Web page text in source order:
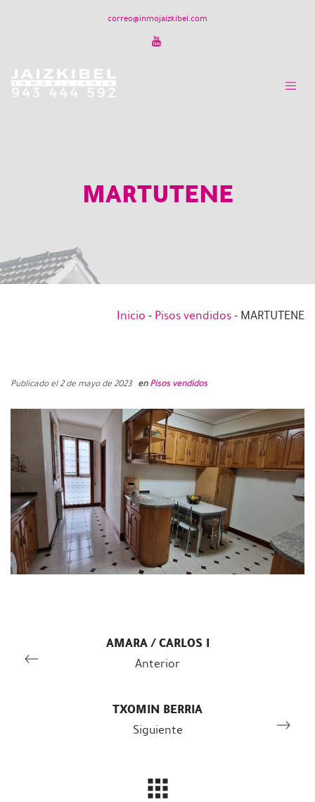
correo@inmojaizkibel.com
MARTUTENE
Inicio - Pisos vendidos- MARTUTENE
Publicado el 2 de mayo de 2023 enPisos vendidos
AMARA / CARLOS I
Anterior
TXOMIN BERRIA
Siguiente